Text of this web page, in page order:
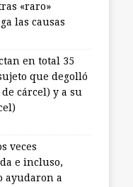
«raro»
las causas
en total 35
que degolló
cárcel) y a su
veces
e incluso,
ayudaron a